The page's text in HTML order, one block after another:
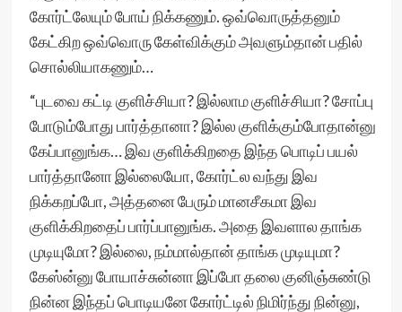
கோர்ட்லேயும் போய் நிக்கணும். ஒவ்வொருத்தனும்
கேட்கிற ஒவ்வொரு கேள்விக்கும் அவளும்தான் பதில்
சொல்லியாகணும்…
“புடவை கட்டி குளிச்சியா? இல்லாம குளிச்சியா? சோப்பு
போடும்போது பார்த்தானா? இல்ல குளிக்கும்போதான்னு
கேப்பானுங்க… இவ குளிக்கிறதை இந்த பொடிப் பயல்
பார்த்தானோ இல்லையோ, கோர்ட்ல வந்து இவ
நிக்கறப்போ, அத்தனை பேரும் மானசீகமா இவ
குளிக்கிறதைப் பார்ப்பானுங்க. அதை இவளால தாங்க
முடியுமோ? இல்லை, நம்மால்தான் தாங்க முடியுமா?
கேஸ்ன்னு போயாச்சுன்னா இப்போ தலை குனிஞ்சுண்டு
நின்ன இந்தப் பொடியனே கோர்ட்டில் நிமிர்ந்து நின்னு,